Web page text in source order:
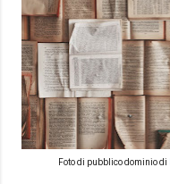
Foto di pubblico dominio di